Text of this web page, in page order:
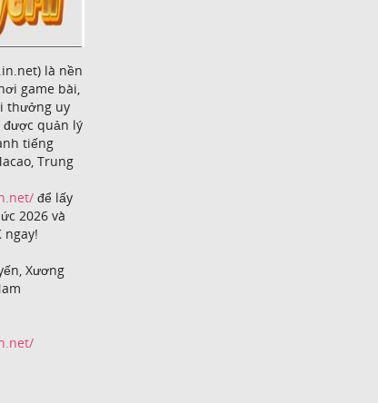
là nền
game bài,
thưởng uy
được quản lý
tiếng
Trung
để lấy
2026 và
ngay!
Xương